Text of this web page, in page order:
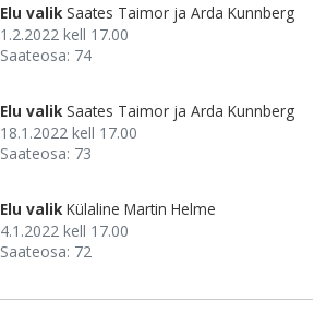
Elu valik Saates Taimor ja Arda Kunnberg
1.2.2022 kell 17.00
Saateosa: 74
Elu valik Saates Taimor ja Arda Kunnberg
18.1.2022 kell 17.00
Saateosa: 73
Elu valik Külaline Martin Helme
4.1.2022 kell 17.00
Saateosa: 72